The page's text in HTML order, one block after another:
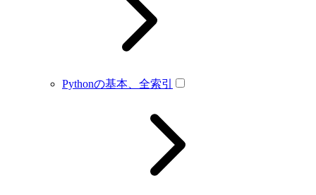
Pythonの基本、全索引